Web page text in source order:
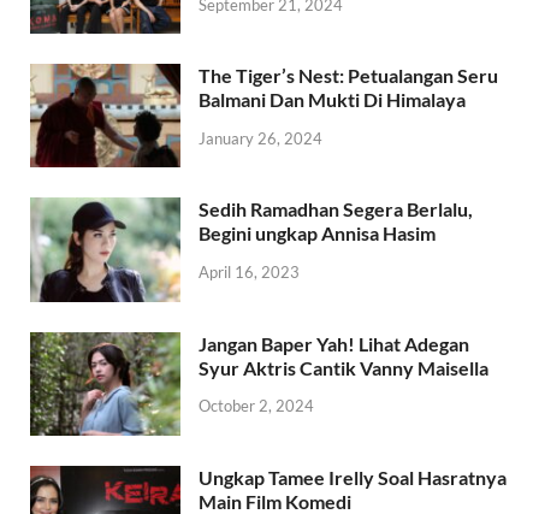
September 21, 2024
The Tiger’s Nest: Petualangan Seru
Balmani Dan Mukti Di Himalaya
January 26, 2024
Sedih Ramadhan Segera Berlalu,
Begini ungkap Annisa Hasim
April 16, 2023
Jangan Baper Yah! Lihat Adegan
Syur Aktris Cantik Vanny Maisella
October 2, 2024
Ungkap Tamee Irelly Soal Hasratnya
Main Film Komedi